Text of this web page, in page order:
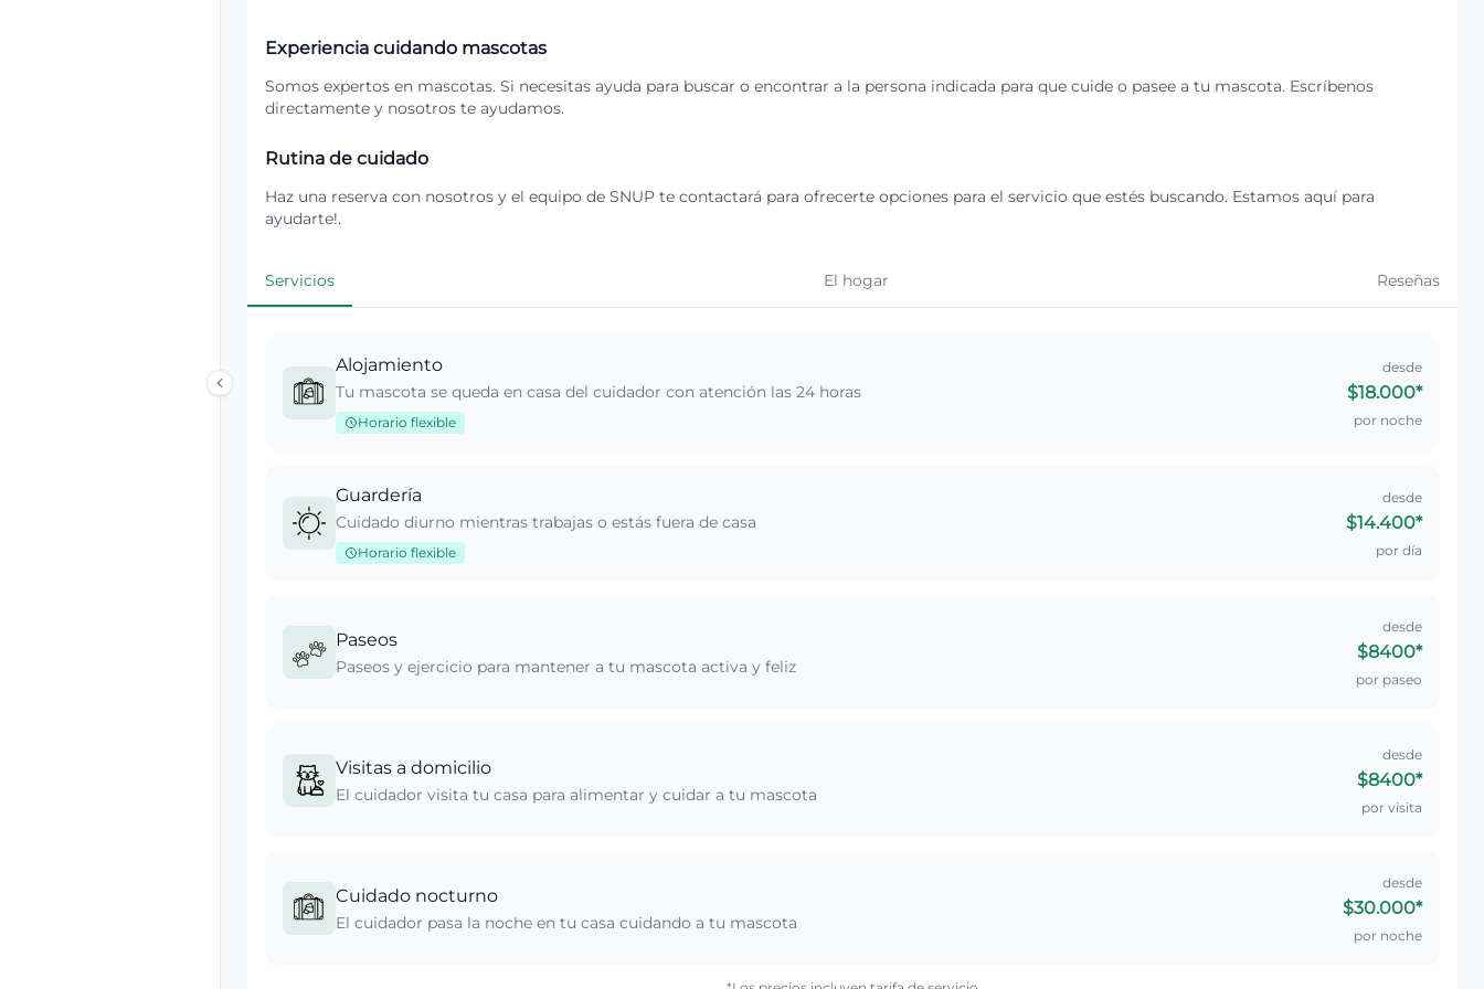
Experiencia cuidando mascotas
Somos expertos en mascotas. Si necesitas ayuda para buscar o encontrar a la persona indicada para que cuide o pasee a tu mascota. Escríbenos
directamente y nosotros te ayudamos.
Rutina de cuidado
Haz una reserva con nosotros y el equipo de SNUP te contactará para ofrecerte opciones para el servicio que estés buscando. Estamos aquí para
ayudarte!.
Servicios El hogar Reseñas
Alojamiento
Tu mascota se queda en casa del cuidador con atención las 24 horas
Horario flexible
desde
$18.000*
por noche
Guardería
Cuidado diurno mientras trabajas o estás fuera de casa
Horario flexible
desde
$14.400*
por día
Paseos
Paseos y ejercicio para mantener a tu mascota activa y feliz
desde
$8400*
por paseo
Visitas a domicilio
El cuidador visita tu casa para alimentar y cuidar a tu mascota
desde
$8400*
por visita
Cuidado nocturno
El cuidador pasa la noche en tu casa cuidando a tu mascota
desde
$30.000*
por noche